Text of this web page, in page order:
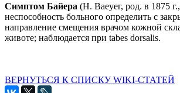
Симптом Байера (Н. Ваеуег, род. в 1875
неспособность больного определить с
направление смещения врачом кожной
животе; наблюдается при tabes dorsalis.
ВЕРНУТЬСЯ К СПИСКУ WIKI-СТАТЕЙ